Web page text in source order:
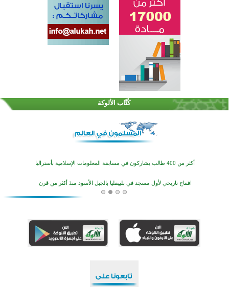
كُتَّاب الألوكة
القرآن والتربية في صدارة البرامج الصيفية للمسلمين في بينزا وساراتوف وموردوفيا هذا العام
اختتام الدورة التاسعة لمسابقة حفظ وتلاوة القرآن الكريم في أزناكاييف
أكثر من 100 شخص يتعرفون على الإسلام خلال يوم المسجد المفتوح في ميلفيل
اختتام منافسات قرآنية متميزة في بنغلاديش بمشاركة 3000 متسابق
منطقة ريبوفسي تحتفل بميلاد مسجد جديد في أجواء إيمانية مميزة
القرآن والتربية في صدارة البرامج الصيفية للمسلمين في بينزا وساراتوف وموردوفيا هذا العام